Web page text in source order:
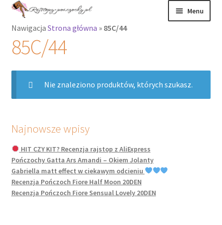
Przejdź
nawigacji
Przejdź
treści
Menu
Rajstopy
Rozwiń
menu
potomne
Rajstopy Orirose
Pończochy i
zakolanówki
Podkolanówki i
skarpetki
Wszystkie
produkty
Nawigacja Strona główna » 85C/44
85C/44
Nie znaleziono produktów, których szukasz.
Najnowsze wpisy
HIT CZY KIT? Recenzja rajstop z AliExpress
Pończochy Gatta Ars Amandi – Okiem Jolanty
Gabriella matt effect w ciekawym odcieniu
Recenzja Pończoch Fiore Half Moon 20DEN
Recenzja Pończoch Fiore Sensual Lovely 20DEN